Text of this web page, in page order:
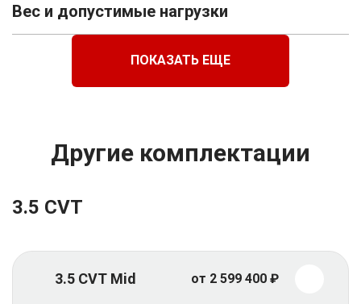
Вес и допустимые нагрузки
ПОКАЗАТЬ ЕЩЕ
Другие комплектации
3.5 CVT
3.5 CVT Mid от 2 599 400 ₽